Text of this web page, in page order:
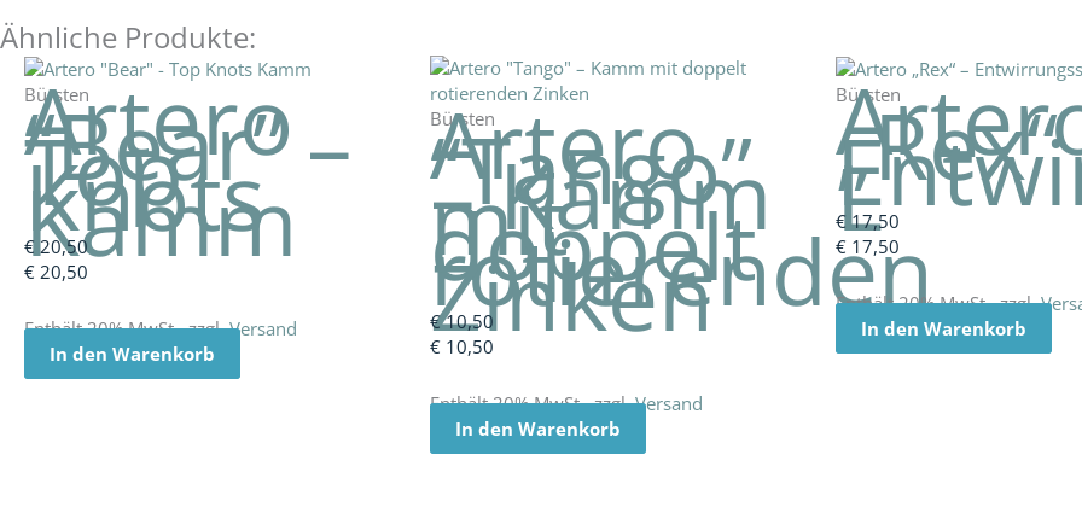
Ähnliche Produkte:
Bürsten
Artero
“Bear” –
Top
Knots
Kamm
€ 20,50
€ 20,50
Enthält 20% MwSt., zzgl.Versand
In den Warenkorb
Bürsten
Artero
“Tango”
– Kamm
mit
doppelt
rotierenden
Zinken
€10,50
€ 10,50
Enthält 20% MwSt., zzgl.Versand
In den Warenkorb
Bürsten
L
€ 17,50
€ 17,50
Enthält 20% MwSt., zzgl.
In den Warenkorb